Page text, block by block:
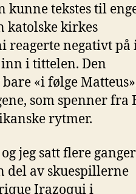
kunne tekstes til
katolske kirkes
reagerte negativt på
inn i tittelen. Den
«i følge
som spenner fra
rytmer.
jeg satt flere
del av skuespillerne
Irazoqui i